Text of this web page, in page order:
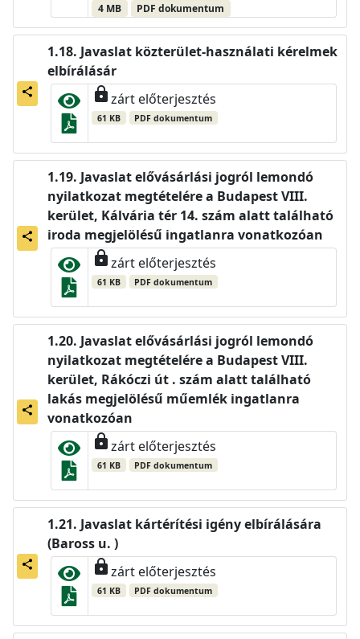
4 MB PDF dokumentum
share
Javaslat közterület-használati kérelmek
elbírálásár
lockzárt előterjesztés
61 KB PDF dokumentum
share
Javaslat elővásárlási jogról lemondó
nyilatkozat megtételére a Budapest VIII.
kerület, Kálvária tér 14. szám alatt található
iroda megjelölésű ingatlanra vonatkozóan
lockzárt előterjesztés
61 KB PDF dokumentum
share
Javaslat elővásárlási jogról lemondó
nyilatkozat megtételére a Budapest VIII.
kerület, Rákóczi út . szám alatt található
lakás megjelölésű műemlék ingatlanra
vonatkozóan
lockzárt előterjesztés
61 KB PDF dokumentum
share
Javaslat kártérítési igény elbírálására
(Baross u. )
lockzárt előterjesztés
61 KB PDF dokumentum